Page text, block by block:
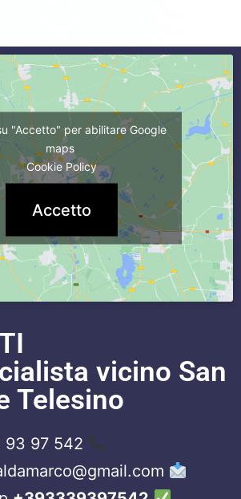
"Accetto" per abilitare Google
maps
Cookie Policy
Accetto
vicino San
Telesino
97 542